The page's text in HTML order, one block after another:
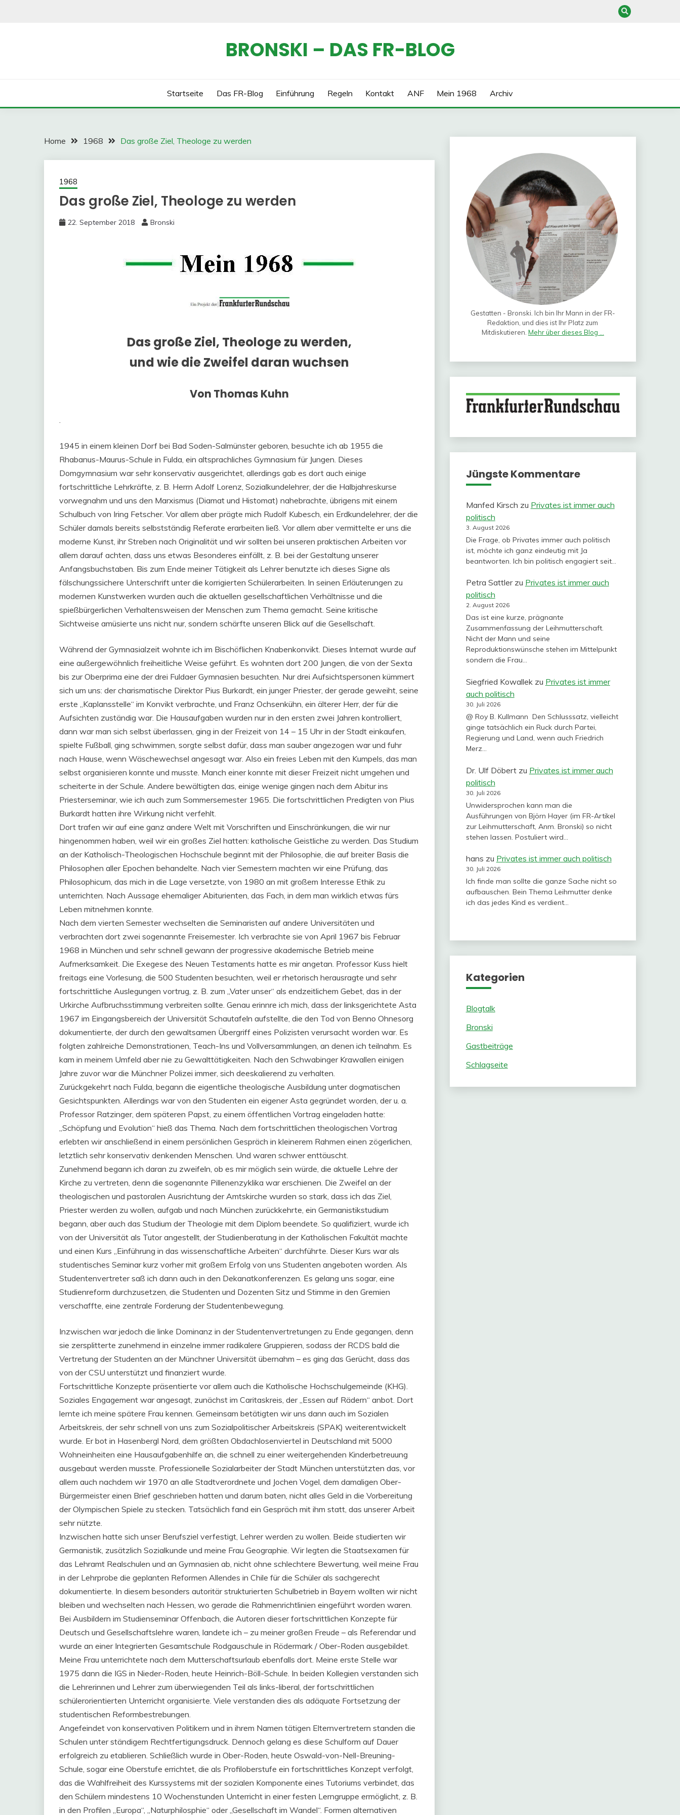
BRONSKI – DAS FR-BLOG
Startseite Das FR-Blog Einführung Regeln Kontakt ANF Mein 1968 Archiv
Home 1968 Das große Ziel, Theologe zu werden
1968
Das große Ziel, Theologe zu werden
22. September 2018 Bronski
Das große Ziel, Theologe zu werden,
und wie die Zweifel daran wuchsen
Von Thomas Kuhn
.
1945 in einem kleinen Dorf bei Bad Soden-Salmünster geboren, besuchte ich ab 1955 die
Rhabanus-Maurus-Schule in Fulda, ein altsprachliches Gymnasium für Jungen. Dieses
Domgymnasium war sehr konservativ ausgerichtet, allerdings gab es dort auch einige
fortschrittliche Lehrkräfte, z. B. Herrn Adolf Lorenz, Sozialkundelehrer, der die Halbjahreskurse
vorwegnahm und uns den Marxismus (Diamat und Histomat) nahebrachte, übrigens mit einem
Schulbuch von Iring Fetscher. Vor allem aber prägte mich Rudolf Kubesch, ein Erdkundelehrer, der die
Schüler damals bereits selbstständig Referate erarbeiten ließ. Vor allem aber vermittelte er uns die
moderne Kunst, ihr Streben nach Originalität und wir sollten bei unseren praktischen Arbeiten vor
allem darauf achten, dass uns etwas Besonderes einfällt, z. B. bei der Gestaltung unserer
Anfangsbuchstaben. Bis zum Ende meiner Tätigkeit als Lehrer benutzte ich dieses Signe als
fälschungssichere Unterschrift unter die korrigierten Schülerarbeiten. In seinen Erläuterungen zu
modernen Kunstwerken wurden auch die aktuellen gesellschaftlichen Verhältnisse und die
spießbürgerlichen Verhaltensweisen der Menschen zum Thema gemacht. Seine kritische
Sichtweise amüsierte uns nicht nur, sondern schärfte unseren Blick auf die Gesellschaft.
Während der Gymnasialzeit wohnte ich im Bischöflichen Knabenkonvikt. Dieses Internat wurde auf
eine außergewöhnlich freiheitliche Weise geführt. Es wohnten dort 200 Jungen, die von der Sexta
bis zur Oberprima eine der drei Fuldaer Gymnasien besuchten. Nur drei Aufsichtspersonen kümmert
sich um uns: der charismatische Direktor Pius Burkardt, ein junger Priester, der gerade geweiht, seine
erste „Kaplansstelle“ im Konvikt verbrachte, und Franz Ochsenkühn, ein älterer Herr, der für die
Aufsichten zuständig war. Die Hausaufgaben wurden nur in den ersten zwei Jahren kontrolliert,
dann war man sich selbst überlassen, ging in der Freizeit von 14 – 15 Uhr in der Stadt einkaufen,
spielte Fußball, ging schwimmen, sorgte selbst dafür, dass man sauber angezogen war und fuhr
nach Hause, wenn Wäschewechsel angesagt war. Also ein freies Leben mit den Kumpels, das man
selbst organisieren konnte und musste. Manch einer konnte mit dieser Freizeit nicht umgehen und
scheiterte in der Schule. Andere bewältigten das, einige wenige gingen nach dem Abitur ins
Priesterseminar, wie ich auch zum Sommersemester 1965. Die fortschrittlichen Predigten von Pius
Burkardt hatten ihre Wirkung nicht verfehlt.
Dort trafen wir auf eine ganz andere Welt mit Vorschriften und Einschränkungen, die wir nur
hingenommen haben, weil wir ein großes Ziel hatten: katholische Geistliche zu werden. Das Studium
an der Katholisch-Theologischen Hochschule beginnt mit der Philosophie, die auf breiter Basis die
Philosophen aller Epochen behandelte. Nach vier Semestern machten wir eine Prüfung, das
Philosophicum, das mich in die Lage versetzte, von 1980 an mit großem Interesse Ethik zu
unterrichten. Nach Aussage ehemaliger Abiturienten, das Fach, in dem man wirklich etwas fürs
Leben mitnehmen konnte.
Nach dem vierten Semester wechselten die Seminaristen auf andere Universitäten und
verbrachten dort zwei sogenannte Freisemester. Ich verbrachte sie von April 1967 bis Februar
1968 in München und sehr schnell gewann der progressive akademische Betrieb meine
Aufmerksamkeit. Die Exegese des Neuen Testaments hatte es mir angetan. Professor Kuss hielt
freitags eine Vorlesung, die 500 Studenten besuchten, weil er rhetorisch herausragte und sehr
fortschrittliche Auslegungen vortrug, z. B. zum „Vater unser“ als endzeitlichem Gebet, das in der
Urkirche Aufbruchsstimmung verbreiten sollte. Genau erinnre ich mich, dass der linksgerichtete Asta
1967 im Eingangsbereich der Universität Schautafeln aufstellte, die den Tod von Benno Ohnesorg
dokumentierte, der durch den gewaltsamen Übergriff eines Polizisten verursacht worden war. Es
folgten zahlreiche Demonstrationen, Teach-Ins und Vollversammlungen, an denen ich teilnahm. Es
kam in meinem Umfeld aber nie zu Gewalttätigkeiten. Nach den Schwabinger Krawallen einigen
Jahre zuvor war die Münchner Polizei immer, sich deeskalierend zu verhalten.
Zurückgekehrt nach Fulda, begann die eigentliche theologische Ausbildung unter dogmatischen
Gesichtspunkten. Allerdings war von den Studenten ein eigener Asta gegründet worden, der u. a.
Professor Ratzinger, dem späteren Papst, zu einem öffentlichen Vortrag eingeladen hatte:
„Schöpfung und Evolution“ hieß das Thema. Nach dem fortschrittlichen theologischen Vortrag
erlebten wir anschließend in einem persönlichen Gespräch in kleinerem Rahmen einen zögerlichen,
letztlich sehr konservativ denkenden Menschen. Und waren schwer enttäuscht.
Zunehmend begann ich daran zu zweifeln, ob es mir möglich sein würde, die aktuelle Lehre der
Kirche zu vertreten, denn die sogenannte Pillenenzyklika war erschienen. Die Zweifel an der
theologischen und pastoralen Ausrichtung der Amtskirche wurden so stark, dass ich das Ziel,
Priester werden zu wollen, aufgab und nach München zurückkehrte, ein Germanistikstudium
begann, aber auch das Studium der Theologie mit dem Diplom beendete. So qualifiziert, wurde ich
von der Universität als Tutor angestellt, der Studienberatung in der Katholischen Fakultät machte
und einen Kurs „Einführung in das wissenschaftliche Arbeiten“ durchführte. Dieser Kurs war als
studentisches Seminar kurz vorher mit großem Erfolg von uns Studenten angeboten worden. Als
Studentenvertreter saß ich dann auch in den Dekanatkonferenzen. Es gelang uns sogar, eine
Studienreform durchzusetzen, die Studenten und Dozenten Sitz und Stimme in den Gremien
verschaffte, eine zentrale Forderung der Studentenbewegung.
Inzwischen war jedoch die linke Dominanz in der Studentenvertretungen zu Ende gegangen, denn
sie zersplitterte zunehmend in einzelne immer radikalere Gruppieren, sodass der RCDS bald die
Vertretung der Studenten an der Münchner Universität übernahm – es ging das Gerücht, dass das
von der CSU unterstützt und finanziert wurde.
Fortschrittliche Konzepte präsentierte vor allem auch die Katholische Hochschulgemeinde (KHG).
Soziales Engagement war angesagt, zunächst im Caritaskreis, der „Essen auf Rädern“ anbot. Dort
lernte ich meine spätere Frau kennen. Gemeinsam betätigten wir uns dann auch im Sozialen
Arbeitskreis, der sehr schnell von uns zum Sozialpolitischer Arbeitskreis (SPAK) weiterentwickelt
wurde. Er bot in Hasenbergl Nord, dem größten Obdachlosenviertel in Deutschland mit 5000
Wohneinheiten eine Hausaufgabenhilfe an, die schnell zu einer weitergehenden Kinderbetreuung
ausgebaut werden musste. Professionelle Sozialarbeiter der Stadt München unterstützten das, vor
allem auch nachdem wir 1970 an alle Stadtverordnete und Jochen Vogel, dem damaligen Ober-
Bürgermeister einen Brief geschrieben hatten und darum baten, nicht alles Geld in die Vorbereitung
der Olympischen Spiele zu stecken. Tatsächlich fand ein Gespräch mit ihm statt, das unserer Arbeit
sehr nützte.
Inzwischen hatte sich unser Berufsziel verfestigt, Lehrer werden zu wollen. Beide studierten wir
Germanistik, zusätzlich Sozialkunde und meine Frau Geographie. Wir legten die Staatsexamen für
das Lehramt Realschulen und an Gymnasien ab, nicht ohne schlechtere Bewertung, weil meine Frau
in der Lehrprobe die geplanten Reformen Allendes in Chile für die Schüler als sachgerecht
dokumentierte. In diesem besonders autoritär strukturierten Schulbetrieb in Bayern wollten wir nicht
bleiben und wechselten nach Hessen, wo gerade die Rahmenrichtlinien eingeführt worden waren.
Bei Ausbildern im Studienseminar Offenbach, die Autoren dieser fortschrittlichen Konzepte für
Deutsch und Gesellschaftslehre waren, landete ich – zu meiner großen Freude – als Referendar und
wurde an einer Integrierten Gesamtschule Rodgauschule in Rödermark / Ober-Roden ausgebildet.
Meine Frau unterrichtete nach dem Mutterschaftsurlaub ebenfalls dort. Meine erste Stelle war
1975 dann die IGS in Nieder-Roden, heute Heinrich-Böll-Schule. In beiden Kollegien verstanden sich
die Lehrerinnen und Lehrer zum überwiegenden Teil als links-liberal, der fortschrittlichen
schülerorientierten Unterricht organisierte. Viele verstanden dies als adäquate Fortsetzung der
studentischen Reformbestrebungen.
Angefeindet von konservativen Politikern und in ihrem Namen tätigen Elternvertretern standen die
Schulen unter ständigem Rechtfertigungsdruck. Dennoch gelang es diese Schulform auf Dauer
erfolgreich zu etablieren. Schließlich wurde in Ober-Roden, heute Oswald-von-Nell-Breuning-
Schule, sogar eine Oberstufe errichtet, die als Profiloberstufe ein fortschrittliches Konzept verfolgt,
das die Wahlfreiheit des Kurssystems mit der sozialen Komponente eines Tutoriums verbindet, das
den Schülern mindestens 10 Wochenstunden Unterricht in einer festen Lerngruppe ermöglicht, z. B.
in den Profilen „Europa“, „Naturphilosphie“ oder „Gesellschaft im Wandel“. Formen alternativen
Gestatten - Bronski. Ich bin Ihr Mann in der FR-
Redaktion, und dies ist Ihr Platz zum
Mitdiskutieren. Mehr über dieses Blog ...
Jüngste Kommentare
Manfed Kirsch zu Privates ist immer auch
politisch
3. August 2026
Die Frage, ob Privates immer auch politisch
ist, möchte ich ganz eindeutig mit Ja
beantworten. Ich bin politisch engagiert seit…
Petra Sattlerzu Privates ist immer auch
politisch
2. August 2026
Das ist eine kurze, prägnante
Zusammenfassung der Leihmutterschaft.
Nicht der Mann und seine
Reproduktionswünsche stehen im Mittelpunkt
sondern die Frau…
Siegfried Kowallekzu Privates ist immer
auch politisch
30. Juli 2026
@ Roy B. Kullmann Den Schlusssatz, vielleicht
ginge tatsächlich ein Ruck durch Partei,
Regierung und Land, wenn auch Friedrich
Merz…
Dr. Ulf Döbertzu Privates ist immer auch
politisch
30. Juli 2026
Unwidersprochen kann man die
Ausführungen von Björn Hayer (im FR-Artikel
zur Leihmutterschaft, Anm. Bronski) so nicht
stehen lassen. Postuliert wird…
hans zu Privates ist immer auch politisch
30. Juli 2026
Ich finde man sollte die ganze Sache nicht so
aufbauschen. Bein Thema Leihmutter denke
ich das jedes Kind es verdient…
Kategorien
Blogtalk
Bronski
Gastbeiträge
Schlagseite